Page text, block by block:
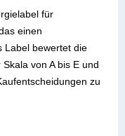
für
einen
Label bewertet die
von A bis E und
zu